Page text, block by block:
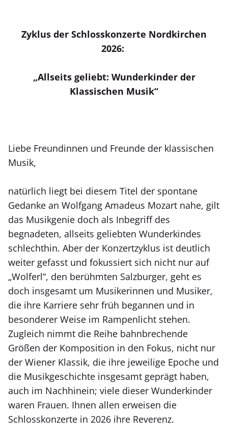
Zyklus der Schlosskonzerte Nordkirchen
2026:
„Allseits geliebt: Wunderkinder der
Klassischen Musik“
Liebe Freundinnen und Freunde der klassischen
Musik,
natürlich liegt bei diesem Titel der spontane
Gedanke an Wolfgang Amadeus Mozart nahe, gilt
das Musikgenie doch als Inbegriff des
begnadeten, allseits geliebten Wunderkindes
schlechthin. Aber der Konzertzyklus ist deutlich
weiter gefasst und fokussiert sich nicht nur auf
„Wolferl“, den berühmten Salzburger, geht es
doch insgesamt um Musikerinnen und Musiker,
die ihre Karriere sehr früh begannen und in
besonderer Weise im Rampenlicht stehen.
Zugleich nimmt die Reihe bahnbrechende
Größen der Komposition in den Fokus, nicht nur
der Wiener Klassik, die ihre jeweilige Epoche und
die Musikgeschichte insgesamt geprägt haben,
auch im Nachhinein; viele dieser Wunderkinder
waren Frauen. Ihnen allen erweisen die
Schlosskonzerte in 2026 ihre Reverenz.